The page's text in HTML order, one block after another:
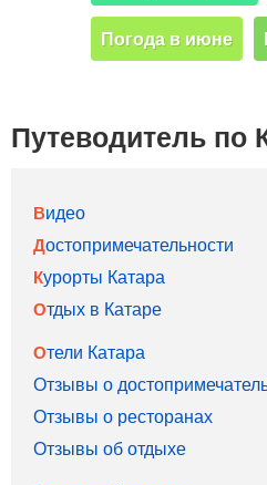
Погода в июне
Путеводитель по
Видео
Достопримечательности
Курорты Катара
Отдых в Катаре
Отели Катара
Отзывы о
Отзывы о ресторанах
Отзывы об отдыхе